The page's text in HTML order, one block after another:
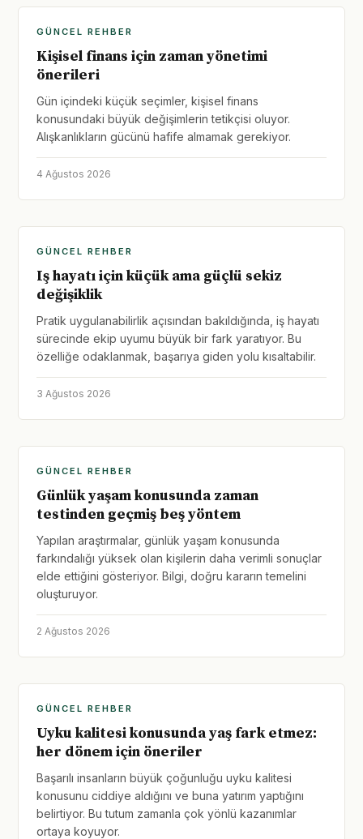
GÜNCEL REHBER
Kişisel finans için zaman yönetimi
önerileri
Gün içindeki küçük seçimler, kişisel finans
konusundaki büyük değişimlerin tetikçisi oluyor.
Alışkanlıkların gücünü hafife almamak gerekiyor.
4 Ağustos 2026
GÜNCEL REHBER
Iş hayatı için küçük ama güçlü sekiz
değişiklik
Pratik uygulanabilirlik açısından bakıldığında, iş hayatı
sürecinde ekip uyumu büyük bir fark yaratıyor. Bu
özelliğe odaklanmak, başarıya giden yolu kısaltabilir.
3 Ağustos 2026
GÜNCEL REHBER
Günlük yaşam konusunda zaman
testinden geçmiş beş yöntem
Yapılan araştırmalar, günlük yaşam konusunda
farkındalığı yüksek olan kişilerin daha verimli sonuçlar
elde ettiğini gösteriyor. Bilgi, doğru kararın temelini
oluşturuyor.
2 Ağustos 2026
GÜNCEL REHBER
Uyku kalitesi konusunda yaş fark etmez:
her dönem için öneriler
Başarılı insanların büyük çoğunluğu uyku kalitesi
konusunu ciddiye aldığını ve buna yatırım yaptığını
belirtiyor. Bu tutum zamanla çok yönlü kazanımlar
ortaya koyuyor.